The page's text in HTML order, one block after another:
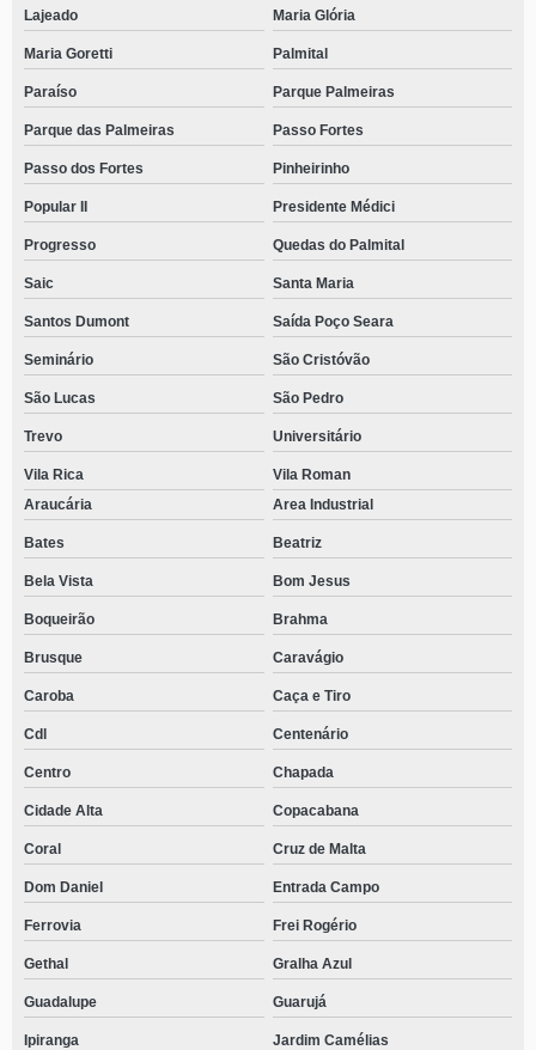
Lajeado Maria Glória
Maria Goretti Palmital
Paraíso Parque Palmeiras
Parque das Palmeiras Passo Fortes
Passo dos Fortes Pinheirinho
Popular II Presidente Médici
Progresso Quedas do Palmital
Saic Santa Maria
Santos Dumont Saída Poço Seara
Seminário São Cristóvão
São Lucas São Pedro
Trevo Universitário
Vila Rica
Vila Roman
Araucária
Area Industrial
Bates Beatriz
Bela Vista Bom Jesus
Boqueirão Brahma
Brusque Caravágio
Caroba Caça e Tiro
Cdl Centenário
Centro Chapada
Cidade Alta Copacabana
Coral Cruz de Malta
Dom Daniel Entrada Campo
Ferrovia Frei Rogério
Gethal Gralha Azul
Guadalupe Guarujá
Ipiranga Jardim Camélias